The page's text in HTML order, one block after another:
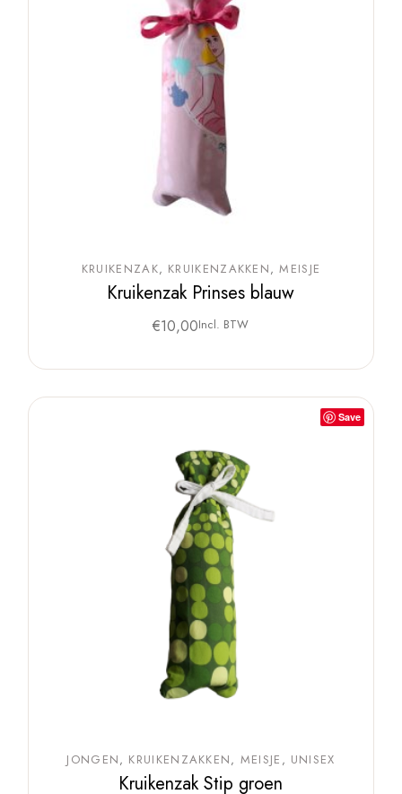
KRUIKENZAK KRUIKENZAKKEN MEISJE
Kruikenzak Prinses blauw
€10,00Incl. BTW
Save
JONGEN KRUIKENZAKKEN MEISJE UNISEX
Kruikenzak Stip groen